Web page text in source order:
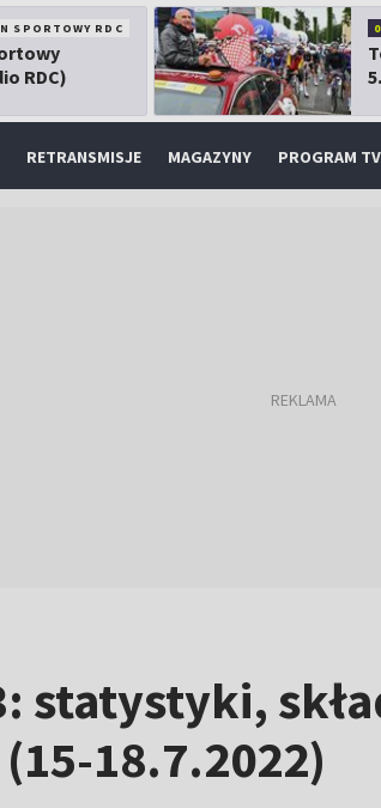
SPORTOWY RDC
RDC)
RETRANSMISJE MAGAZYNY PROGRAM TV
statystyki,
18.7.2022)